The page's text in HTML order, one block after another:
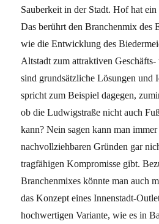
Sauberkeit in der Stadt. Hof hat
Das berührt den Branchenmix des
wie die Entwicklung des
Altstadt zum attraktiven
sind grundsätzliche Lösungen und
spricht zum Beispiel dagegen,
ob die Ludwigstraße nicht auch
kann? Nein sagen kann man
nachvollziehbaren Gründen gar
tragfähigen Kompromisse gibt.
Branchenmixes könnte man auch
das Konzept eines Innenstadt-
hochwertigen Variante, wie es in